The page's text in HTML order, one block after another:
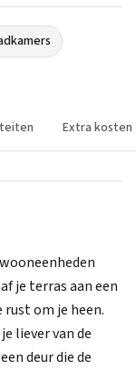
Extra kosten
je terras aan een
om je heen.
liever van de
deur die de